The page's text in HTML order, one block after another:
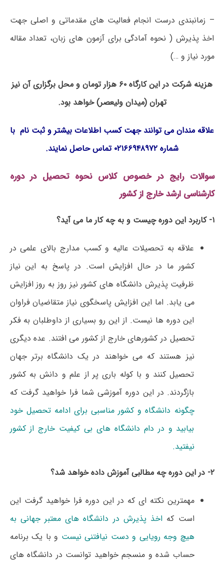
– زمانبندی درست انجام فعالیت های مقدماتی و اصلی جهت
اخذ پذیرش ( نحوه آمادگی برای آزمون های زبان، تعداد مقاله
مورد نیاز و …)
هزینه شرکت در این کارگاه ۶۰ هزار تومان و محل برگزاری آن نیز
تهران (میدان ولیعصر) خواهد بود.
علاقه مندان می توانند جهت کسب اطلاعات بیشتر و ثبت نام با
شماره ۰۲۱۶۶۹۴۸۹۷۲ تماس حاصل نمایند.
سوالات رایج در خصوص کلاس نحوه تحصیل در دوره
کارشناسی ارشد خارج از کشور
۱- کاربرد این دوره چیست و به چه کار ما می آید؟
علاقه به تحصیلات عالیه و کسب مدارج بالای علمی در
کشور ما در حال افزایش است. در پاسخ به این نیاز
ظرفیت پذیرش دانشگاه های کشور نیز روز به روز افزایش
می یابد. اما این افزایش پاسخگوی نیاز متقاضیان فراوان
این دوره ها نیست. از این رو بسیاری از داوطلبان به فکر
تحصیل در کشورهای خارج از کشور می افتند. عده دیگری
نیز هستند که می خواهند در یک دانشگاه برتر جهان
تحصیل کنند و با کوله باری پر از علم و دانش به کشور
بازگردند. در این دوره آموزشی شما فرا خواهید گرفت که
چگونه دانشگاه و کشور مناسبی برای ادامه تحصیل خود
بیابید و در دام دانشگاه های بی کیفیت خارج از کشور
نیفتید.
۲- در این دوره چه مطالبی آموزش داده خواهد شد؟
مهمترین نکته ای که در این دوره فرا خواهید گرفت این
است که اخذ پذیرش در دانشگاه های معتبر جهانی به
هیچ وجه رویایی و دست نیافتنی نیست و با یک برنامه
حساب شده و منسجم خواهید توانست در دانشگاه های